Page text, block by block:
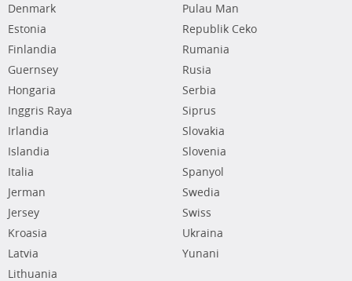
Denmark
Estonia
Finlandia
Guernsey
Hongaria
Inggris Raya
Irlandia
Islandia
Italia
Jerman
Jersey
Kroasia
Latvia
Lithuania
Pulau Man
Republik Ceko
Rumania
Rusia
Serbia
Siprus
Slovakia
Slovenia
Spanyol
Swedia
Swiss
Ukraina
Yunani